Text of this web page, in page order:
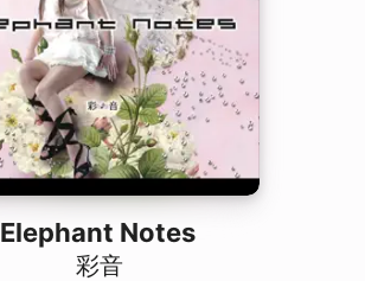
Elephant Notes
彩音